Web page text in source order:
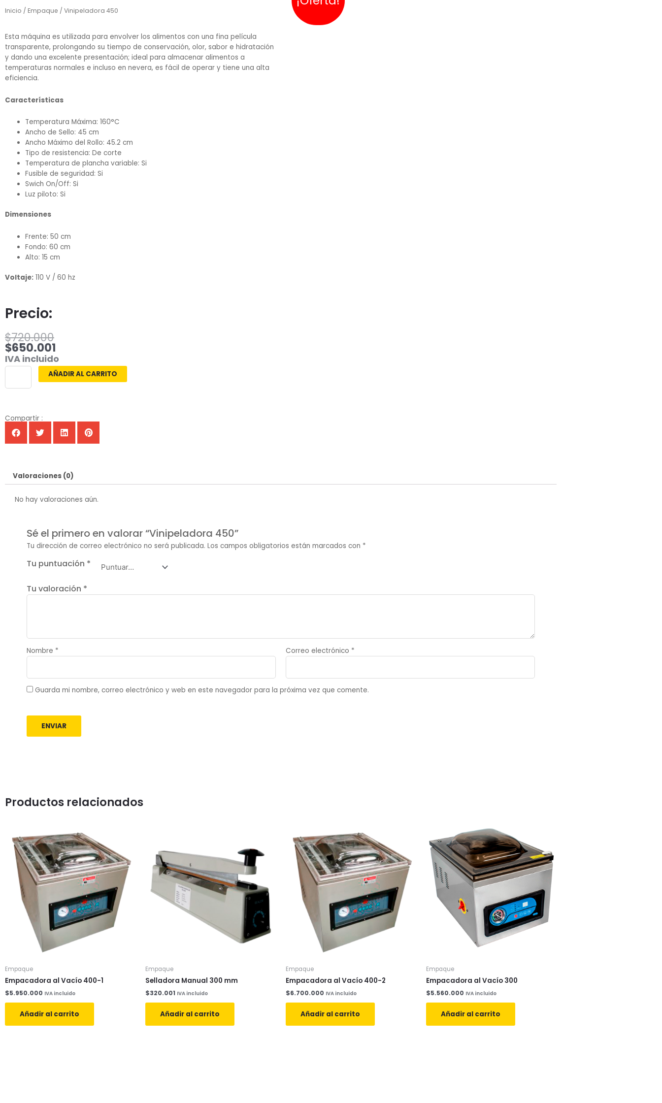
Inicio / Empaque / Vinipeladora 450
Esta máquina es utilizada para envolver los alimentos con una fina película
transparente, prolongando su tiempo de conservación, olor, sabor e hidratación
y dando una excelente presentación; ideal para almacenar alimentos a
temperaturas normales e incluso en nevera, es fácil de operar y tiene una alta
eficiencia.
Características
Temperatura Máxima: 160°C
Ancho de Sello: 45 cm
Ancho Máximo del Rollo: 45.2 cm
Tipo de resistencia: De corte
Temperatura de plancha variable: Si
Fusible de seguridad: Si
Swich On/Off: Si
Luz piloto: Si
Dimensiones
Frente: 50 cm
Fondo: 60 cm
Alto: 15 cm
Voltaje: 110 V / 60 hz
Precio:
$720.000
El
precio
original
era:
$720.000.
$650.001
El
precio
actual
es:
$650.001.
IVA incluido
cantidad
AÑADIR AL CARRITO
Compartir :
Valoraciones (0)
No hay valoraciones aún.
Sé el primero en valorar “Vinipeladora 450”
Tu dirección de correo electrónico no será publicada. Los campos obligatorios están marcados con *
Tu puntuación *
Tu valoración *
Nombre * Correo electrónico *
Guarda mi nombre, correo electrónico y web en este navegador para la próxima vez que comente.
Productos relacionados
Empaque
Empacadora al Vacío 400-1
$5.950.000 IVA incluido
Añadir al carrito
Empaque
Selladora Manual 300 mm
$320.001 IVA incluido
Añadir al carrito
Empaque
Empacadora al Vacío 400-2
$6.700.000 IVA incluido
Añadir al carrito
Empaque
Empacadora al Vacío 300
$5.560.000 IVA incluido
Añadir al carrito